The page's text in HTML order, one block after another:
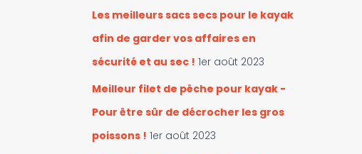
Les meilleurs sacs secs pour le kayak
afin de garder vos affaires en
sécurité et au sec ! 1er août 2023
Meilleur filet de pêche pour kayak -
Pour être sûr de décrocher les gros
poissons ! 1er août 2023